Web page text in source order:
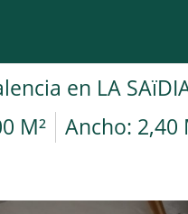
en LA
M² Ancho: 2,40